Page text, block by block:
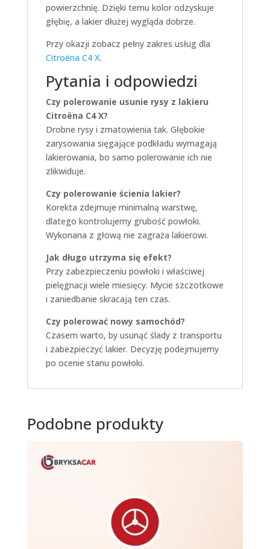
powierzchnię. Dzięki temu kolor odzyskuje
głębię, a lakier dłużej wygląda dobrze.
Przy okazji zobacz pełny zakres usług dla
Citroëna C4 X.
Pytania i odpowiedzi
Czy polerowanie usunie rysy z lakieru
Citroëna C4 X?
Drobne rysy i zmatowienia tak. Głębokie
zarysowania sięgające podkładu wymagają
lakierowania, bo samo polerowanie ich nie
zlikwiduje.
Czy polerowanie ścienia lakier?
Korekta zdejmuje minimalną warstwę,
dlatego kontrolujemy grubość powłoki.
Wykonana z głową nie zagraża lakierowi.
Jak długo utrzyma się efekt?
Przy zabezpieczeniu powłoki i właściwej
pielęgnacji wiele miesięcy. Mycie szczotkowe
i zaniedbanie skracają ten czas.
Czy polerować nowy samochód?
Czasem warto, by usunąć ślady z transportu
i zabezpieczyć lakier. Decyzję podejmujemy
po ocenie stanu powłoki.
Podobne produkty